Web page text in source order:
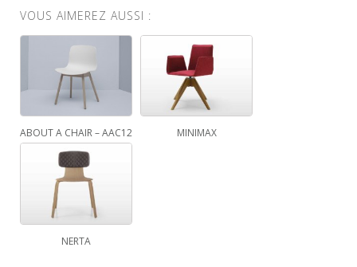
VOUS AIMEREZ AUSSI :
ABOUT A CHAIR – AAC12 MINIMAX
NERTA